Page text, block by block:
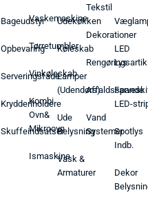
Bageudstyr
Opbevaring
Serveringsfade
Krydderiholdere
Skuffeindsatser
Vaskemaskine
Tørretumbler
Vinkøleskab
Kombi
Ovn&
Mikroovn
Ismaskine
Udekøkken
Køleskab
Lamper
(Udendørs)
Ude
Belysning
Vask &
Armaturer
Tekstil
Dekorationer
Affaldsspande
Vand
Systemer
LED
Lys
LED-
Spotlys
Indb.
Dekor